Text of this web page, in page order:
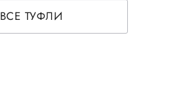
ВСЕ ТУФЛИ